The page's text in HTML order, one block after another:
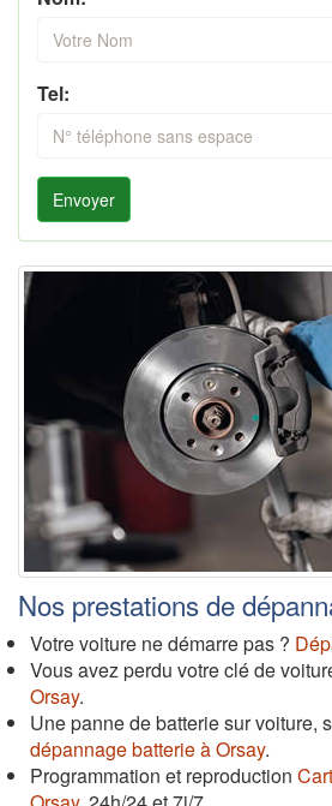
Tel:
Envoyer
Nos prestations de
Votre voiture ne démarre pas ?
Vous avez perdu votre clé de
Orsay.
Une panne de batterie sur voiture,
dépannage batterie à Orsay.
Programmation et reproduction